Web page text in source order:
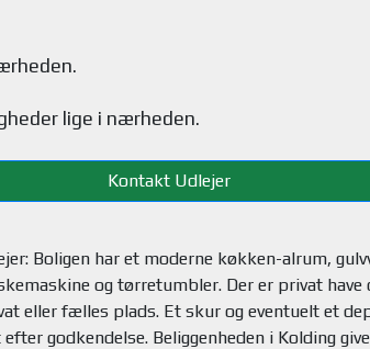
lige i nærheden.
Kontakt Udlejer
Boligen har et moderne køkken-alrum,
og tørretumbler. Der er privat have
eller fælles plads. Et skur og eventuelt et
godkendelse. Beliggenheden i Kolding